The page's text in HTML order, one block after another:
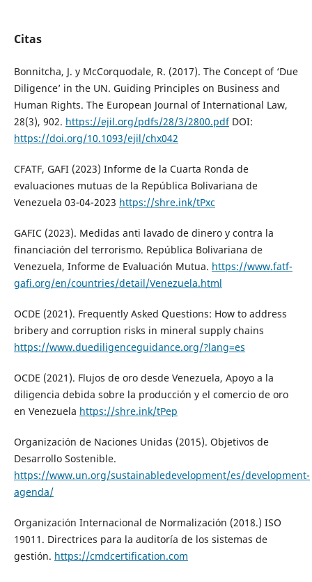
Citas
Bonnitcha, J. y McCorquodale, R. (2017). The Concept of ‘Due
Diligence’ in the UN. Guiding Principles on Business and
Human Rights. The European Journal of International Law,
28(3), 902. https://ejil.org/pdfs/28/3/2800.pdfDOI:
https://doi.org/10.1093/ejil/chx042
CFATF, GAFI (2023) Informe de la Cuarta Ronda de
evaluaciones mutuas de la República Bolivariana de
Venezuela 03-04-2023 https://shre.ink/tPxc
GAFIC (2023). Medidas anti lavado de dinero y contra la
financiación del terrorismo. República Bolivariana de
Venezuela, Informe de Evaluación Mutua. https://www.fatf-
gafi.org/en/countries/detail/Venezuela.html
OCDE (2021). Frequently Asked Questions: How to address
bribery and corruption risks in mineral supply chains
https://www.duediligenceguidance.org/?lang=es
OCDE (2021). Flujos de oro desde Venezuela, Apoyo a la
diligencia debida sobre la producción y el comercio de oro
en Venezuela https://shre.ink/tPep
Organización de Naciones Unidas (2015). Objetivos de
Desarrollo Sostenible.
https://www.un.org/sustainabledevelopment/es/development-
agenda/
Organización Internacional de Normalización (2018.) ISO
19011. Directrices para la auditoría de los sistemas de
gestión. https://cmdcertification.com